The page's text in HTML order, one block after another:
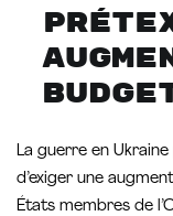
La guerre en
d’exiger une
États membres de